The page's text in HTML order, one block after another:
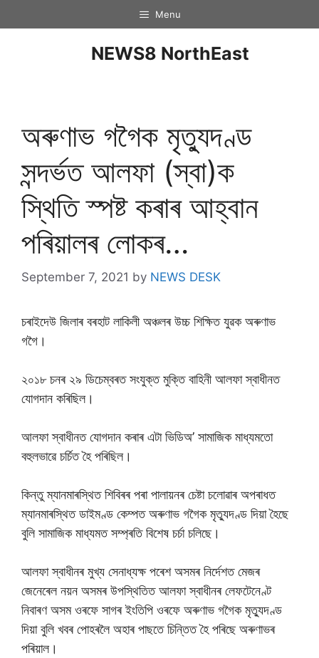
Menu
NEWS8 NorthEast
অৰুণাভ গগৈক মৃত্যুদণ্ড
সন্দৰ্ভত আলফা (স্বা)ক
স্থিতি স্পষ্ট কৰাৰ আহ্বান
পৰিয়ালৰ লোকৰ…
September 7, 2021 by NEWS DESK
চৰাইদেউ জিলাৰ বৰহাট লাকিলী অঞ্চলৰ উচ্চ শিক্ষিত যুৱক অৰুণাভ
গগৈ।
২০১৮ চনৰ ২৯ ডিচেম্বৰত সংযুক্ত মুক্তি বাহিনী আলফা স্বাধীনত
যোগদান কৰিছিল।
আলফা স্বাধীনত যোগদান কৰাৰ এটা ভিডিঅ’ সামাজিক মাধ্যমতো
বহুলভাৱে চৰ্চিত হৈ পৰিছিল।
কিন্তু ম্যানমাৰস্থিত শিবিৰৰ পৰা পালায়নৰ চেষ্টা চলোৱাৰ অপৰাধত
ম্যানমাৰস্থিত ডাইমণ্ড কেম্পত অৰুণাভ গগৈক মৃত্যুদণ্ড দিয়া হৈছে
বুলি সামাজিক মাধ্যমত সম্প্ৰতি বিশেষ চৰ্চা চলিছে।
আলফা স্বাধীনৰ মুখ্য সেনাধ্যক্ষ পৰেশ অসমৰ নিৰ্দেশত মেজৰ
জেনেৰেল নয়ন অসমৰ উপস্থিতিত আলফা স্বাধীনৰ লেফটেনেণ্ট
নিবাৰণ অসম ওৰফে সাগৰ ইংতিপি ওৰফে অৰুণাভ গগৈক মৃত্যুদণ্ড
দিয়া বুলি খবৰ পোহৰলৈ অহাৰ পাছতে চিন্তিত হৈ পৰিছে অৰুণাভৰ
পৰিয়াল।